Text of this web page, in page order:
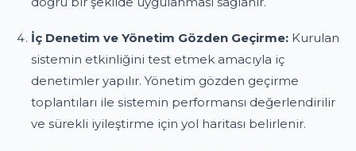
İç Denetim ve Yönetim Gözden Geçirme: Kurulan
sistemin etkinliğini test etmek amacıyla iç
denetimler yapılır. Yönetim gözden geçirme
toplantıları ile sistemin performansı değerlendirilir
ve sürekli iyileştirme için yol haritası belirlenir.